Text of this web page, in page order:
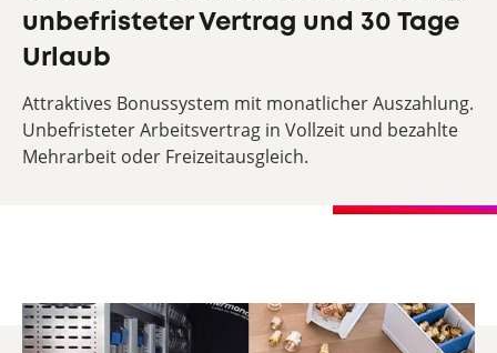
unbefristeter Vertrag und 30 Tage
Urlaub
Attraktives Bonussystem mit monatlicher Auszahlung.
Unbefristeter Arbeitsvertrag in Vollzeit und bezahlte
Mehrarbeit oder Freizeitausgleich.